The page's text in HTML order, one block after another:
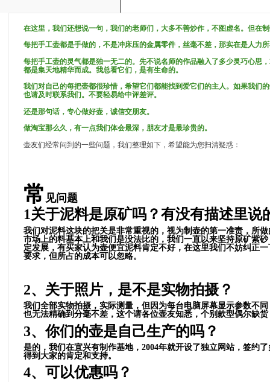
在这里，我们还想说一句，我们的老师们，大多不善炒作，不图虚名。但在
每把手工壶都是手做的，不是冲床压的金属零件，丝毫不差，那实在是人力
每把手工壶的灵气都是独一无二的。先不说名师的作品融入了多少灵巧心思
都是集天地精华而成。我总看它们，是有生命的。
我们对自己的每把壶都很珍惜，希望它们都能找到爱它们的主人。如果我们
也请及时联系我们。不要轻易给中评差评。
还是那句话，专心做好壶，诚信交朋友。
做淘宝那么久，有一点我们体会最深，朋友才是最珍贵的。
壶友们经常问到的一些问题，我们整理如下，希望能为您扫清疑惑：
常 见问题
1关于泥料是原矿吗？有没有描述里
我们对泥料这块的把关是非常重视的，视为制壶的第一准责，所
市场上的料基本上和我们是没法比的，我们一直以来坚持原矿紫
定发展，有买家认为壶便宜泥料肯定不好，在这里我们不妨纠正
要求，但所占的成本可以忽略。
2、关于照片，是不是实物拍摄？
我们全部实物拍摄，实际测量，但因为每台电脑屏幕显示参数不
也无法精确到分毫不差，这个请各位壶友知悉，个别款型偶尔缺
3、你们的壶是自己生产的吗？
是的，我们在宜兴有制作基地，2004年就开设了独立网站，签约
得到大家的肯定和支持。
4、可以优惠吗？